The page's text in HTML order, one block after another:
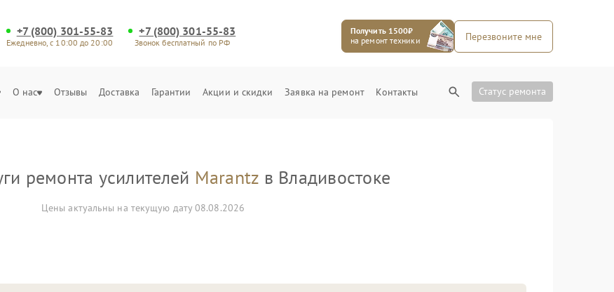
+7 (800) 301-55-83
Ежедневно, с 10:00 до 20:00
+7 (800) 301-55-83
Звонок бесплатный по РФ
Получить 1500₽
на ремонт техники
Перезвоните мне
О нас Отзывы Доставка Гарантии Акции и скидки Заявка на ремонт Контакты Статус ремонта
ремонта усилителей Marantz в Владивостоке
Цены актуальны на текущую дату 08.08.2026